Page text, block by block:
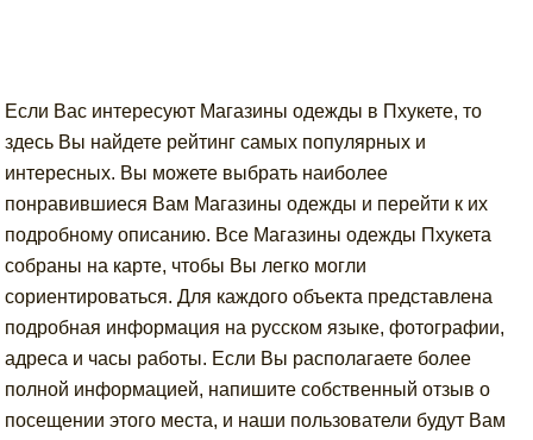
Если Вас интересуют Магазины одежды в Пхукете, то
здесь Вы найдете рейтинг самых популярных и
интересных. Вы можете выбрать наиболее
понравившиеся Вам Магазины одежды и перейти к их
подробному описанию. Все Магазины одежды Пхукета
собраны на карте, чтобы Вы легко могли
сориентироваться. Для каждого объекта представлена
подробная информация на русском языке, фотографии,
адреса и часы работы. Если Вы располагаете более
полной информацией, напишите собственный отзыв о
посещении этого места, и наши пользователи будут Вам